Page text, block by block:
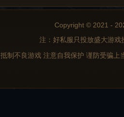
Copyright © 2021 -
注：好私服只投放盛大游
抵制不良游戏 注意自我保护 谨防受骗